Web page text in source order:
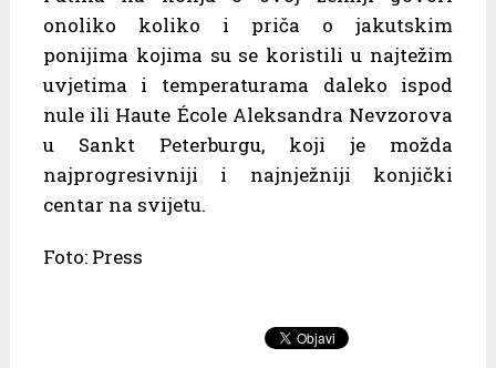
onoliko koliko i priča o jakutskim
ponijima kojima su se koristili u najtežim
uvjetima i temperaturama daleko ispod
nule ili Haute École Aleksandra Nevzorova
u Sankt Peterburgu, koji je možda
najprogresivniji i najnježniji konjički
centar na svijetu.
Foto: Press